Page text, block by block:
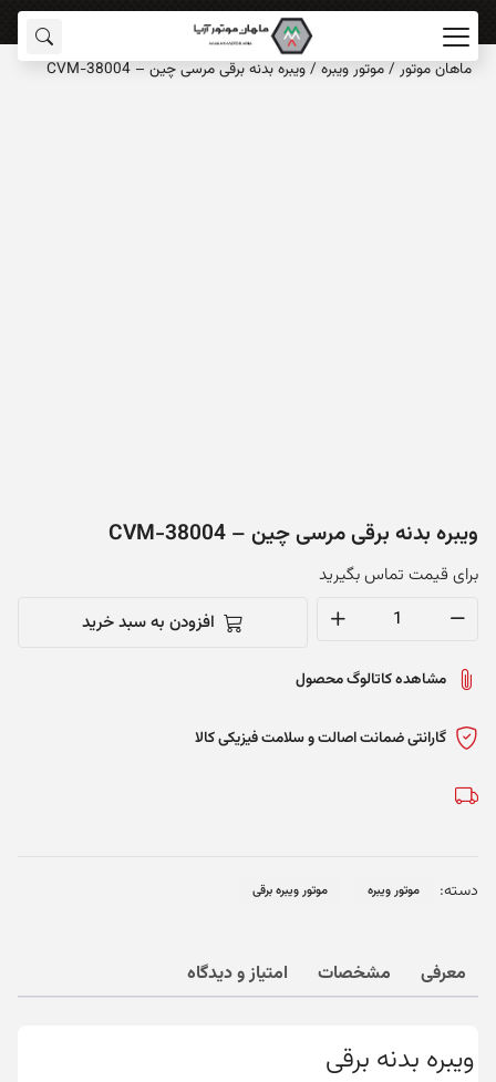
ماهان‌ موتور /موتور ویبره/ویبره بدنه برقی مرسی چین – CVM-38004
ویبره بدنه برقی مرسی چین – CVM-38004
برای قیمت تماس بگیرید
برقی
چین
CVM-
افزودن به سبد خرید
مشاهده کاتالوگ محصول
گارانتی ضمانت اصالت و سلامت فیزیکی کالا
دسته: موتور ویبره موتور ویبره برقی
معرفی مشخصات امتیاز و دیدگاه
ویبره بدنه برقی